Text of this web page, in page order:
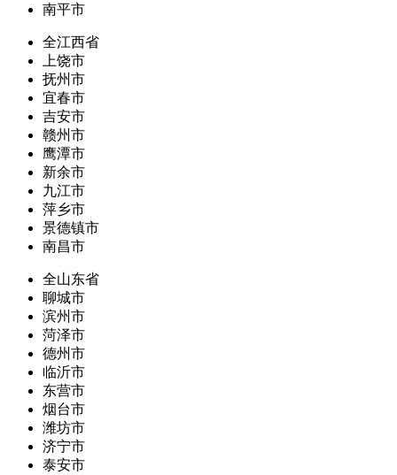
南平市
全江西省
上饶市
抚州市
宜春市
吉安市
赣州市
鹰潭市
新余市
九江市
萍乡市
景德镇市
南昌市
全山东省
聊城市
滨州市
菏泽市
德州市
临沂市
东营市
烟台市
潍坊市
济宁市
泰安市